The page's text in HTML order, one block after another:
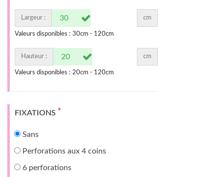
Largeur : cm
Valeurs disponibles : 30cm - 120cm
Hauteur : cm
Valeurs disponibles : 20cm - 120cm
FIXATIONS *
Sans
Perforations aux 4 coins
6 perforations